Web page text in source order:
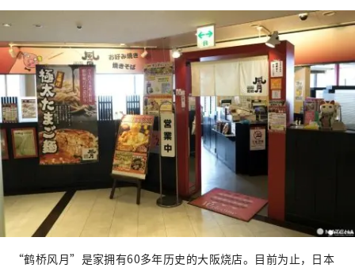
“鹤桥风月”是家拥有60多年历史的大阪烧店。目前为止，日本